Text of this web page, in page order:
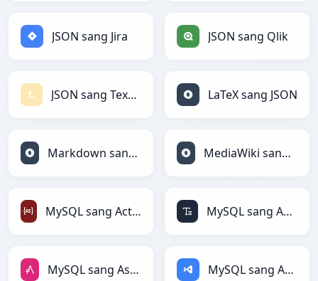
JSON sang Jira JSON sang Qlik
JSON sang Textile LaTeX sang JSON
Markdown sang JSON MediaWiki sang JSON
MySQL sang ActionScript MySQL sang ASCII
MySQL sang AsciiDoc MySQL sang ASP